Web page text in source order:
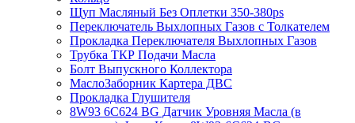
Щуп Масляный Без Оплетки 350-380ps
Переключатель Выхлопных Газов с Толкателем
Прокладка Переключателя Выхлопных Газов
Трубка ТКР Подачи Масла
Болт Выпускного Коллектора
МаслоЗаборник Картера ДВС
Прокладка Глушителя
8W93 6C624 BG Датчик Уровняя Масла (в